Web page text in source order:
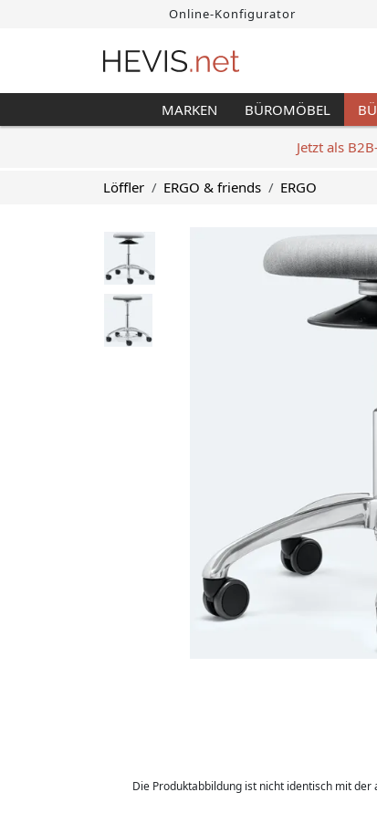
Online-Konfigurator
MARKEN BÜROMÖBEL
Jetzt als
Löffler ERGO & friends ERGO
Die Produktabbildung ist nicht identisch mit